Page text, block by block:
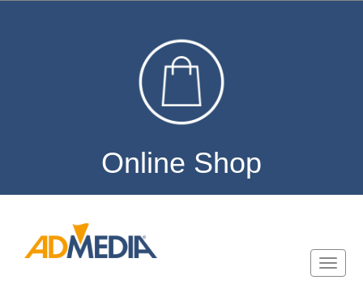
Online Shop
Toggle